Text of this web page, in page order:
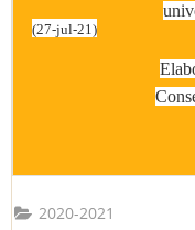
(27-jul-21)
2020-2021